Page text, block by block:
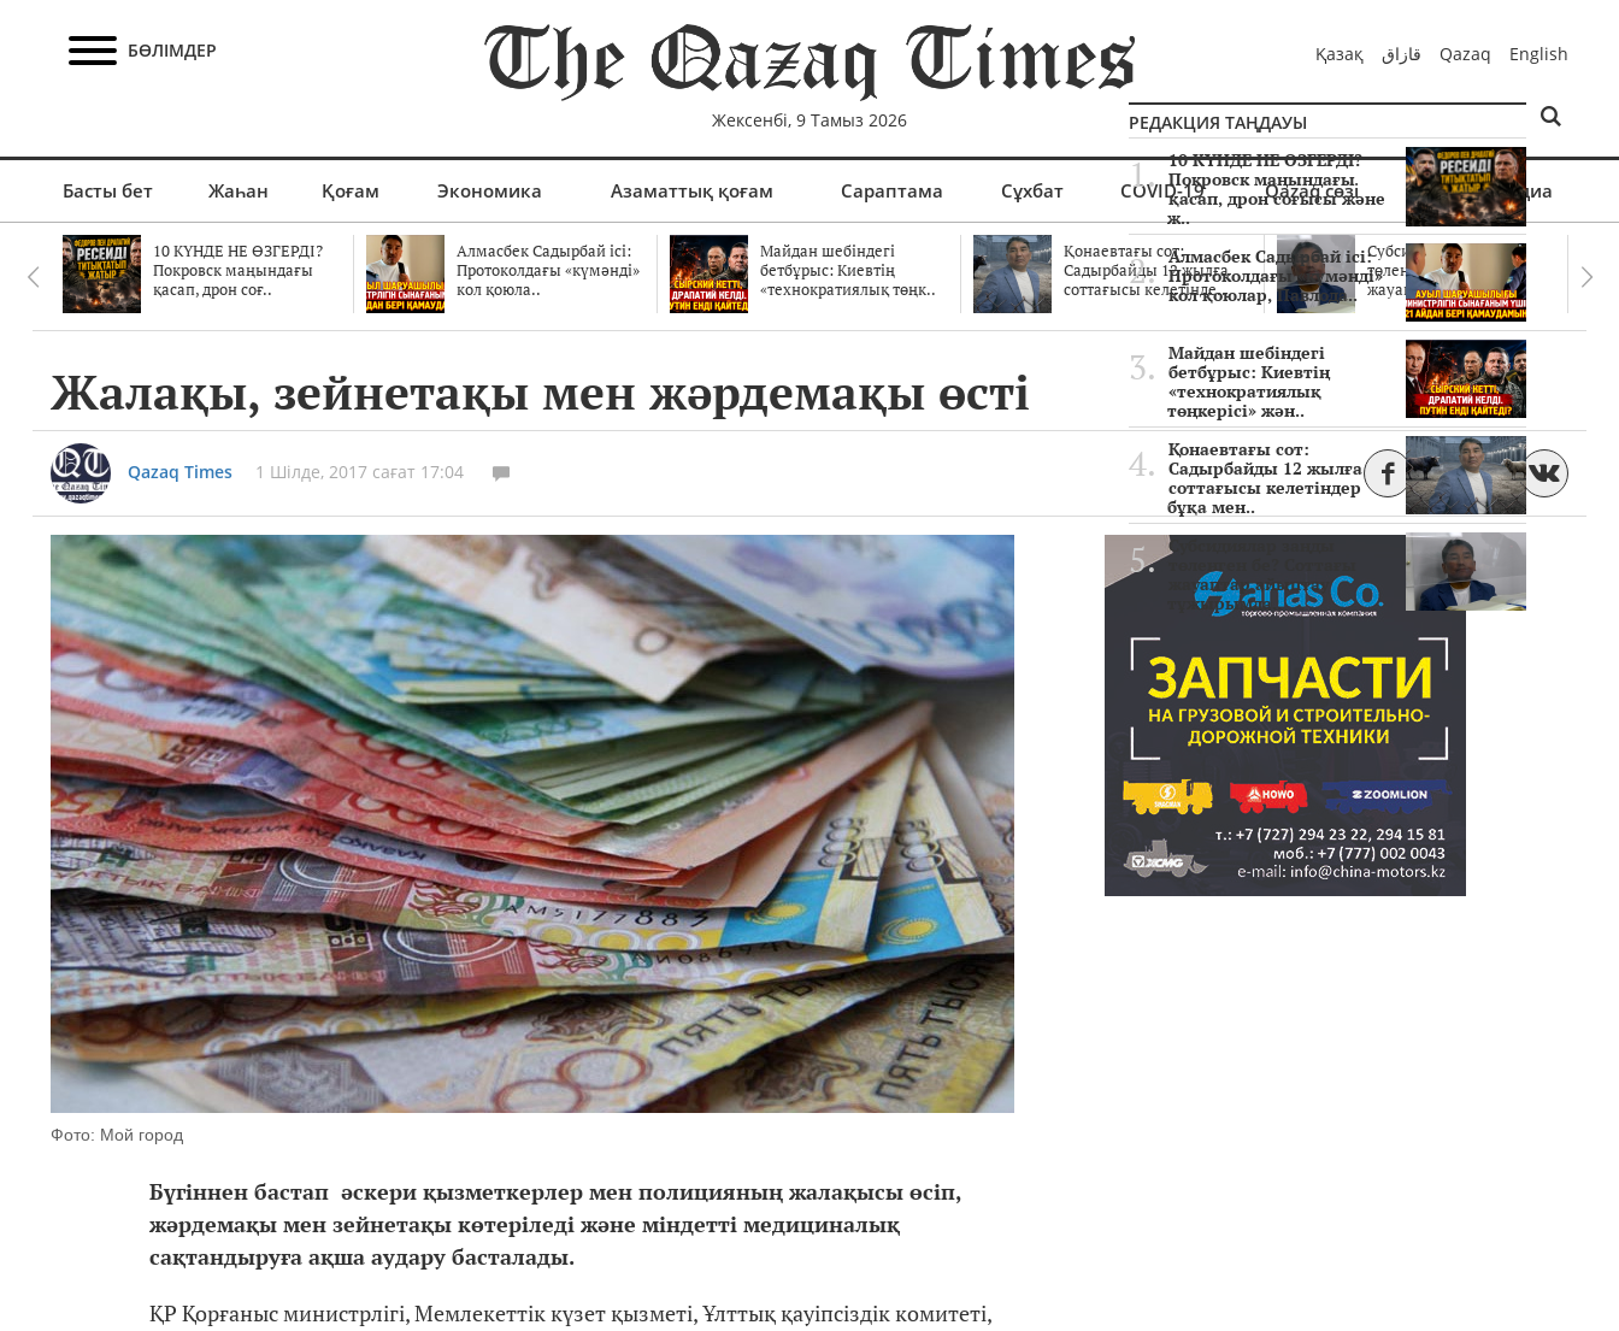
БӨЛІМДЕР
Жексенбі, 9 Тамыз 2026
Қазақ قازاق Qazaq English
Басты бет Жаһан Қоғам Экономика Азаматтық қоғам Сараптама Сұхбат COVID-19 Qazaq сөзі Мультимедиа
10 КҮНДЕ НЕ ӨЗГЕРДІ?
Покровск маңындағы
қасап, дрон соғ..
Алмасбек Садырбай ісі:
Протоколдағы «күмәнді»
кол қоюла..
Майдан шебіндегі
бетбұрыс: Киевтің
«технократиялық төңк..
Қонаевтағы сот:
Садырбайды 12 жылға
соттағысы келетінде..
Субсидиялар заңды
төленген бе? Соттағы
жауаптар айыптау..
Жалақы, зейнетақы мен жәрдемақы өсті
Qazaq Times 1 Шілде, 2017 сағат 17:04
Фото: Мой город
Бүгіннен бастап әскери қызметкерлер мен полицияның жалақысы өсіп,
жәрдемақы мен зейнетақы көтеріледі және міндетті медициналық
сақтандыруға ақша аудару басталады.
ҚР Қорғаныс министрлігі, Мемлекеттік күзет қызметі, Ұлттық қауіпсіздік комитеті,
РЕДАКЦИЯ ТАҢДАУЫ
10 КҮНДЕ НЕ ӨЗГЕРДІ?
Покровск маңындағы
қасап, дрон соғысы және
ж..
Алмасбек Садырбай ісі:
Протоколдағы «күмәнді»
кол қоюлар, Павлода..
Майдан шебіндегі
бетбұрыс: Киевтің
«технократиялық
төңкерісі» жән..
Қонаевтағы сот:
Садырбайды 12 жылға
соттағысы келетіндер
бұқа мен..
Субсидиялар заңды
жауаптар айыптау
тұжырымда..